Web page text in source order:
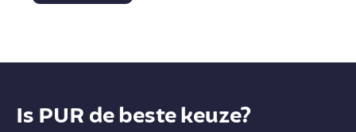
Is PUR de beste keuze?